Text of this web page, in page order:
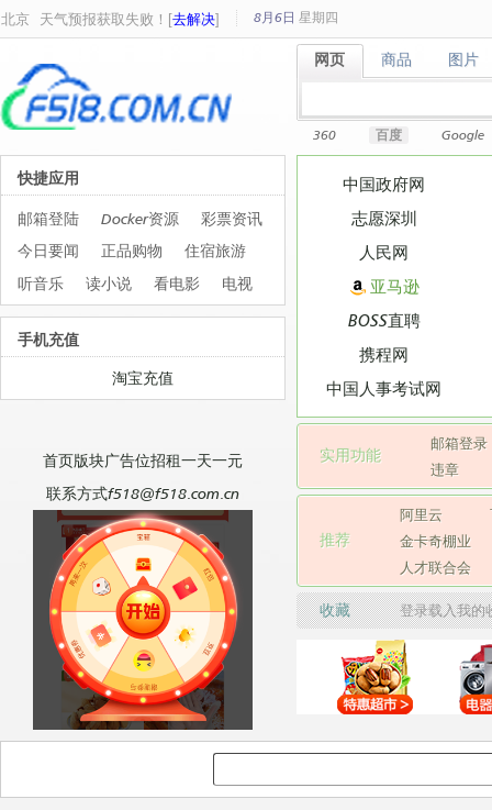
北京 天气预报获取失败！[去解决] 8月6日 星期四
网页
网页 商品
商品 图片
图片
360 百度 Google
中国政府网
志愿深圳
人民网
亚马逊
BOSS直聘
携程网
中国人事考试网
实用功能
邮箱登录
违章
推荐
阿里云
金卡奇棚业
人才联合会
收藏 登录载入我
快捷应用
邮箱登陆 Docker资源
彩票资讯
今日要闻
正品购物
住宿旅游
听音乐
读小说 看电影 电视
手机充值
淘宝充值
首页版块广告位招租一天一元
联系方式f518@f518.com.cn